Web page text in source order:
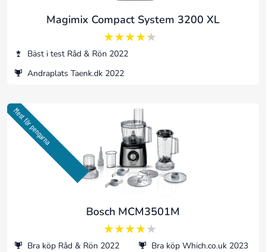
Magimix Compact System 3200 XL
4.25 av 5
Bäst i test Råd & Rön 2022
Andraplats Taenk.dk 2022
Mest för pengarna
Bosch MCM3501M
4 av 5
Bra köp Råd & Rön 2022 Bra köp Which.co.uk 2023